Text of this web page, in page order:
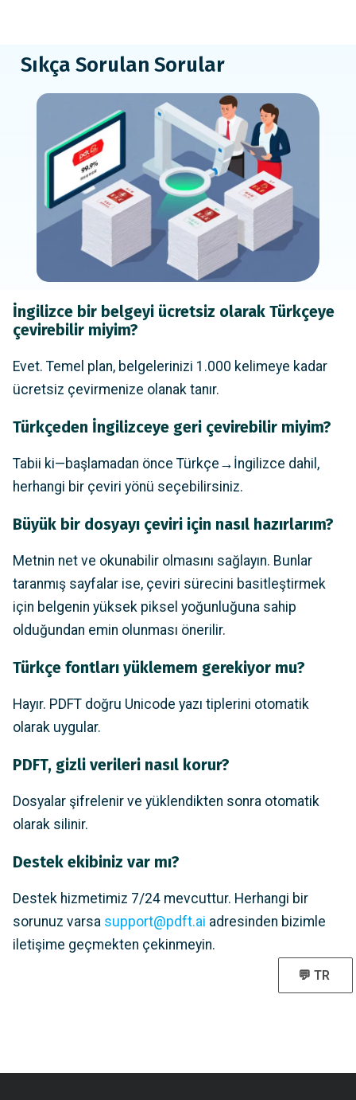
Sıkça Sorulan Sorular
İngilizce bir belgeyi ücretsiz olarak Türkçeye
çevirebilir miyim?
Evet. Temel plan, belgelerinizi 1.000 kelimeye kadar
ücretsiz çevirmenize olanak tanır.
Türkçeden İngilizceye geri çevirebilir miyim?
Tabii ki—başlamadan önce Türkçe→İngilizce dahil,
herhangi bir çeviri yönü seçebilirsiniz.
Büyük bir dosyayı çeviri için nasıl hazırlarım?
Metnin net ve okunabilir olmasını sağlayın. Bunlar
taranmış sayfalar ise, çeviri sürecini basitleştirmek
için belgenin yüksek piksel yoğunluğuna sahip
olduğundan emin olunması önerilir.
Türkçe fontları yüklemem gerekiyor mu?
Hayır. PDFT doğru Unicode yazı tiplerini otomatik
olarak uygular.
PDFT, gizli verileri nasıl korur?
Dosyalar şifrelenir ve yüklendikten sonra otomatik
olarak silinir.
Destek ekibiniz var mı?
Destek hizmetimiz 7/24 mevcuttur. Herhangi bir
sorunuz varsa support@pdft.ai adresinden bizimle
iletişime geçmekten çekinmeyin.
💬 TR